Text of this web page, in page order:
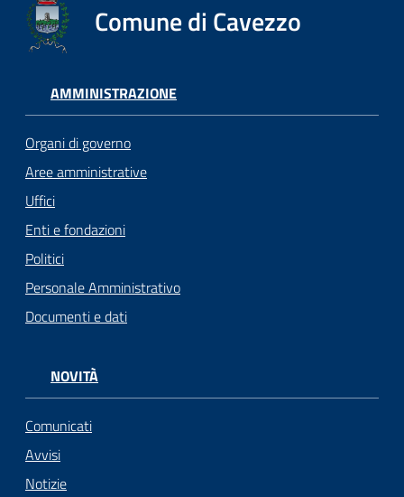
Comune di Cavezzo
AMMINISTRAZIONE
Organi di governo
Aree amministrative
Uffici
Enti e fondazioni
Politici
Personale Amministrativo
Documenti e dati
NOVITÀ
Comunicati
Avvisi
Notizie